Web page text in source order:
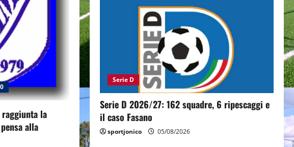
la
alla
Serie D
Serie D 2026/27: 162 squadre, 6 ripescaggi e
il caso Fasano
sportjonico 05/08/2026